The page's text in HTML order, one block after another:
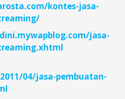
kontes-jasa-
jasa-
04/jasa-pembuatan-